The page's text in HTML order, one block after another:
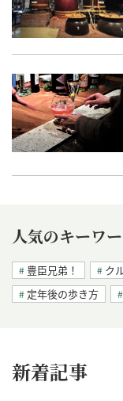
人気のキーワ
豊臣兄弟！ ク
定年後の歩き方
新着記事